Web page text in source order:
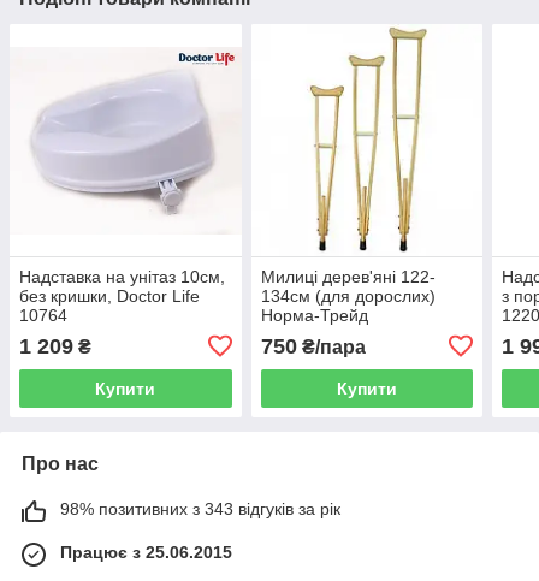
Надставка на унітаз 10см,
без кришки, Doctor Life
10764
1 209 ₴
Купити
Милиці дерев'яні 122-
134см (для дорослих)
Норма-Трейд
750₴/пара
Купити
з
1
Про нас
98% позитивних з 343 відгуків за рік
Працює з 25.06.2015